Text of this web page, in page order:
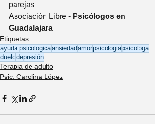
parejas
Asociación Libre - Psicólogos en
Guadalajara
Etiquetas:
ayuda psicologicaansiedad amorpsicologiapsicologa
duelodepresión
Terapia de adulto
Psic. Carolina López